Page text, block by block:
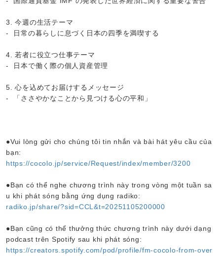
3. 今週の生活テーマ
- 日常の暮らしに息づく日本の四季を満喫する
4. 若者に役立つ仕事テーマ
- 日本で働く際の個人資産管理
5. 心を込めてお届けするメッセージ
- 「ささやかなことから見つける心の平和」
●Vui lòng gửi cho chúng tôi tin nhắn và bài hát yêu cầu của
bạn:
https://cocolo.jp/service/Request/index/member/3200
●Bạn có thể nghe chương trình này trong vòng một tuần sa
u khi phát sóng bằng ứng dụng radiko:
radiko.jp/share/?sid=CCL&t=20251105200000
●Bạn cũng có thể thưởng thức chương trình này dưới dạng
podcast trên Spotify sau khi phát sóng:
https://creators.spotify.com/pod/profile/fm-cocolo-from-over